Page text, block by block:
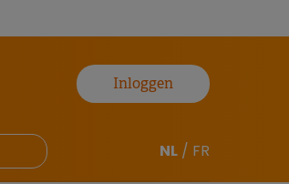
Inloggen
NL / FR